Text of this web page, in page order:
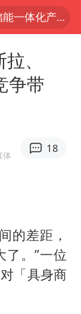
全球首个长时储能一体化产业园量产
”6岁了
国乒男单横滨冠军赛全军覆没
中巨芯：上半年归母净利润1405.77万元
名创优品回应女子吐槽内裤质量差
、
争带
体
18
的差距，
。”一位
「具身商